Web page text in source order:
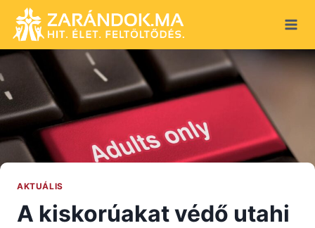
content
AKTUÁLIS
A kiskorúakat védő utahi